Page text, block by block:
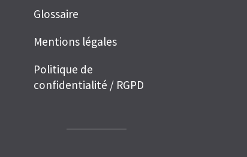
Glossaire
Mentions légales
Politique de
confidentialité / RGPD